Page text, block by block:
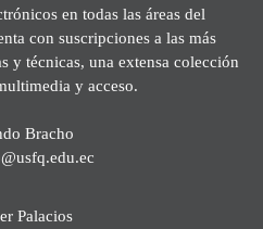
en todas las áreas del
con suscripciones a las más
y técnicas, una extensa colección
y acceso.
Bracho
Palacios